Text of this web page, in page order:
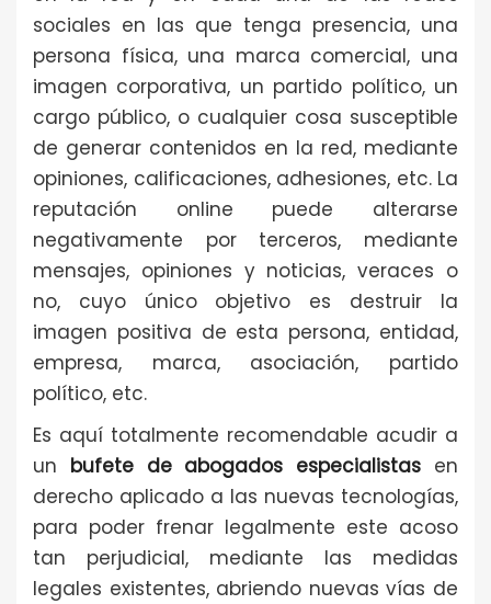
sociales en las que tenga presencia, una
persona física, una marca comercial, una
imagen corporativa, un partido político, un
cargo público, o cualquier cosa susceptible
de generar contenidos en la red, mediante
opiniones, calificaciones, adhesiones, etc. La
reputación online puede alterarse
negativamente por terceros, mediante
mensajes, opiniones y noticias, veraces o
no, cuyo único objetivo es destruir la
imagen positiva de esta persona, entidad,
empresa, marca, asociación, partido
político, etc.
Es aquí totalmente recomendable acudir a
un bufete de abogados especialistas en
derecho aplicado a las nuevas tecnologías,
para poder frenar legalmente este acoso
tan perjudicial, mediante las medidas
legales existentes, abriendo nuevas vías de